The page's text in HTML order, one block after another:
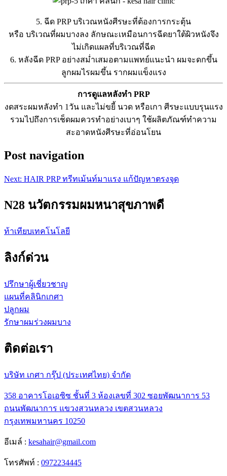
5. ฉีด PRP บริเวณหนังศีรษะที่ต้องการกระตุ้น
หรือ บริเวณที่ผมบางลง ลักษณะเหมือนการฉีดยาใต้ผิวหนังจึง
ไม่เกิดแผลที่บริเวณที่ฉีด
6. หลังฉีด PRP อย่างสม่ำเสมอตามแพทย์แนะนำ ผมจะดกขึ้น
ลูกผมไรผมขึ้น รากผมแข็งแรง
การดูแลหลังทำ PRP
งดสระผมหลังทำ 1วัน และไม่ขยี้ นวด หรือเกา ศีรษะแบบรุนแรง
รวมไปถึงการเช็ดผมควรทำอย่างเบาๆ ใช้ผลิตภัณฑ์ทำความ
สะอาดหนังศีรษะที่อ่อนโยน
Post navigation
Next: HAIR PRP ทรีทเม้นท์มาแรง แก้ปัญหาตรงจุด
N28 นวัตกรรมผมหนาสุขภาพดี
ท้าเทียบเทคโนโลยี
ลิงก์ด่วน
ปรึกษาผู้เชี่ยวชาญ
แผนที่คลินิกเกศา
ปลูกผม
รักษาผมร่วงผมบาง
ติดต่อเรา
บริษัท เกศา กรุ๊ป (ประเทศไทย) จำกัด
358 อาคารโอเอซิซ ชั้นที่ 3 ห้องเลขที่ 302 ซอยพัฒนาการ 53
ถนนพัฒนาการ แขวงสวนหลวง เขตสวนหลวง
กรุงเทพมหานคร 10250
อีเมล์ : kesahair@gmail.com
โทรศัพท์ : 0972234445